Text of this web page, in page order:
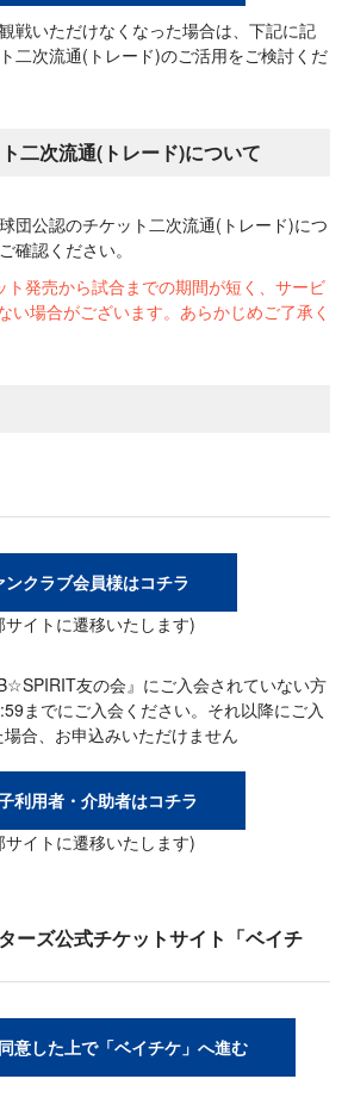
戦いただけなくなった場合は、下記に記
二次流通(トレード)のご活用をご検討くだ
二次流通(トレード)について
団公認のチケット二次流通(トレード)につ
確認ください。
ト発売から試合までの期間が短く、サービ
い場合がございます。あらかじめご了承く
ンクラブ会員様はコチラ
サイトに遷移いたします)
友の会』にご入会されていない方
までにご入会ください。それ以降にご入
合、お申込みいただけません
利用者・介助者はコチラ
サイトに遷移いたします)
ーズ公式チケットサイト「ベイチ
意した上で「ベイチケ」へ進む